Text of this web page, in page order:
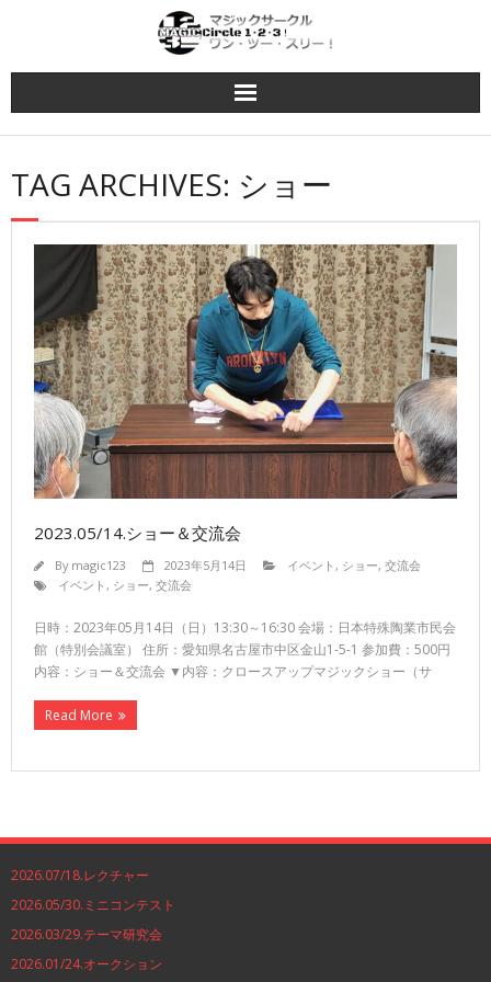
TAG ARCHIVES: ショー
2023.05/14.ショー＆交流会
By magic123 2023年5月14日 イベント , ショー, 交流会
イベント , ショー, 交流会
日時：2023年05月14日（日）13:30～16:30 会場：日本特殊陶業市民会
館（特別会議室） 住所：愛知県名古屋市中区金山1-5-1 参加費：500円
内容：ショー＆交流会 ▼内容：クロースアップマジックショー（サ
Read More
2026.07/18.レクチャー
2026.05/30.ミニコンテスト
2026.03/29.テーマ研究会
2026.01/24.オークション